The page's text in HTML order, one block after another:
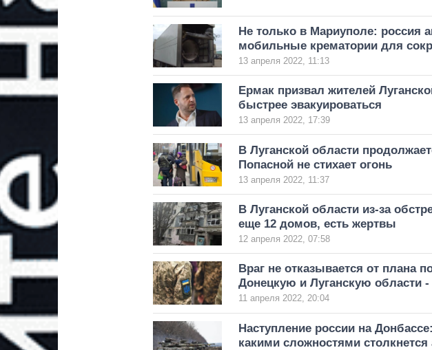
Не только в Мариуполе: россия
мобильные крематории для
13 апреля 2022, 11:13
Ермак призвал жителей
быстрее эвакуироваться
13 апреля 2022, 17:39
В Луганской области
Попасной не стихает огонь
13 апреля 2022, 11:37
В Луганской области из-за
еще 12 домов, есть жертвы
12 апреля 2022, 07:58
Враг не отказывается от плана
Донецкую и Луганскую области -
11 апреля 2022, 20:04
Наступление россии на
какими сложностями